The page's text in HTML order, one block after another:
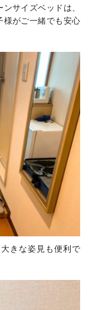
サイズベッドは、
様がご一緒でも安心
きな姿見も便利で